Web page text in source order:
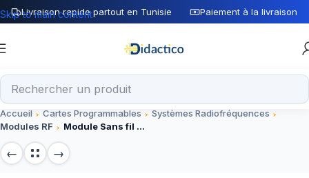
Livraison rapide partout en Tunisie Paiement à la livraison
Skip to main content
Accueil Cartes Programmables
Systèmes Radiofréquences
Modules RF
Module Sans fil RF 315Mhz (transmetteur + recepteur)